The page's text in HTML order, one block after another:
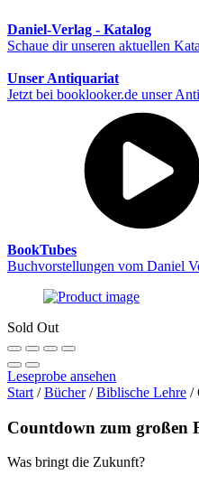
Daniel-Verlag - Katalog
Schaue dir unseren aktuellen
Unser Antiquariat
Jetzt bei booklooker.de unser
BookTubes
Buchvorstellungen vom Daniel
Sold Out
Leseprobe ansehen
Start /Bücher/Biblische Lehre /
Countdown zum großen
Was bringt die Zukunft?